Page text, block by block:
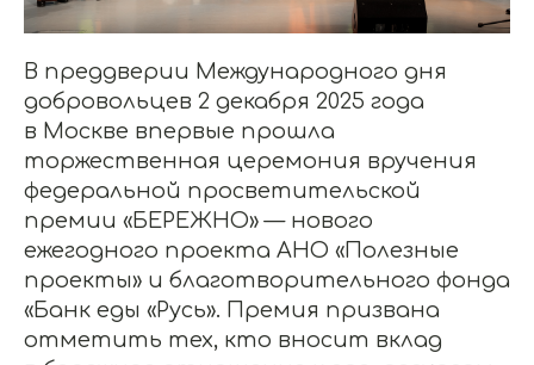
В преддверии Международного дня
добровольцев 2 декабря 2025 года
в Москве впервые прошла
торжественная церемония вручения
федеральной просветительской
премии «БЕРЕЖНО» — нового
ежегодного проекта АНО «Полезные
проекты» и благотворительного фонда
«Банк еды «Русь». Премия призвана
отметить тех, кто вносит вклад